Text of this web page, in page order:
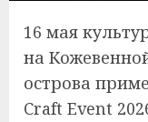
16 мая
на
острова
Craft Event